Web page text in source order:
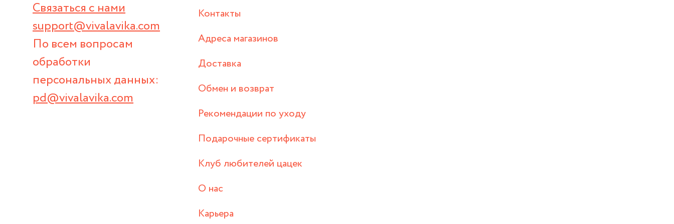
Связаться с нами
support@vivalavika.com
По всем вопросам
обработки
персональных данных:
pd@vivalavika.com
Контакты
Адреса магазинов
Доставка
Обмен и возврат
Рекомендации по уходу
Подарочные сертификаты
Клуб любителей цацек
О нас
Карьера